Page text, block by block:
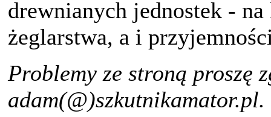
drewnianych jednostek -
żeglarstwa, a i
Problemy ze stroną proszę